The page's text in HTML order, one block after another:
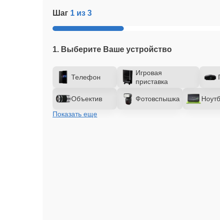
Шаг 1 из 3
1. Выберите Ваше устройство
Телефон
Игровая
приставка
Объектив Фотовспышка
Показать еще